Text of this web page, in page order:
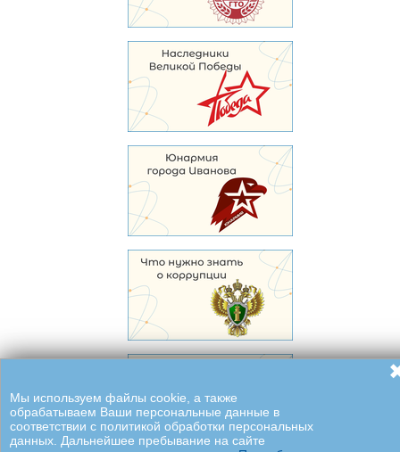
Мы используем файлы cookie, а также
обрабатываем Ваши персональные данные в
соответствии с политикой обработки персональных
данных. Дальнейшее пребывание на сайте